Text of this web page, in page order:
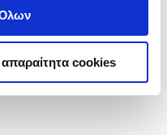
cookies